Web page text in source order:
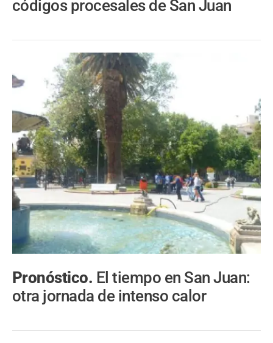
códigos procesales de San Juan
Pronóstico. El tiempo en San Juan:
otra jornada de intenso calor